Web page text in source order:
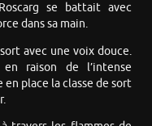
se battait avec
dans sa main.
avec une voix douce.
raison de l’intense
place la classe de sort